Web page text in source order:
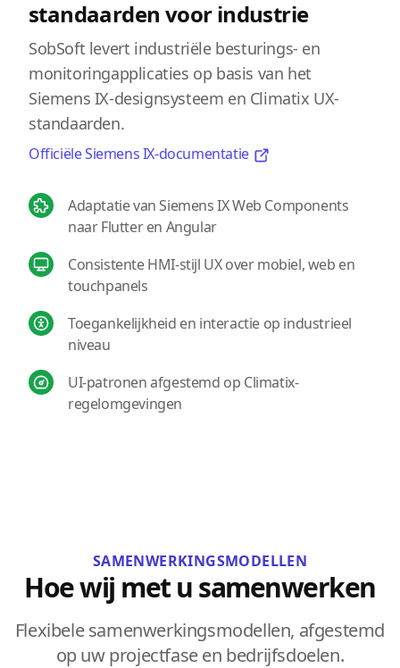
standaarden voor industrie
SobSoft levert industriële besturings- en
monitoringapplicaties op basis van het
Siemens IX-designsysteem en Climatix UX-
standaarden.
Officiële Siemens IX-documentatie
Adaptatie van Siemens IX Web Components
naar Flutter en Angular
Consistente HMI-stijl UX over mobiel, web en
touchpanels
Toegankelijkheid en interactie op industrieel
niveau
UI-patronen afgestemd op Climatix-
regelomgevingen
SAMENWERKINGSMODELLEN
Hoe wij met u samenwerken
Flexibele samenwerkingsmodellen, afgestemd
op uw projectfase en bedrijfsdoelen.